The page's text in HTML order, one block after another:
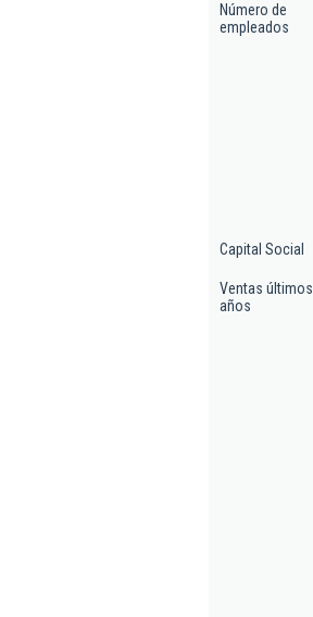
Número de
empleados
Capital Social
Ventas últimos
años